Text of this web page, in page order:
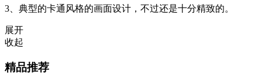
3、典型的卡通风格的画面设计，不过还是十分精致的。
展开
收起
精品推荐